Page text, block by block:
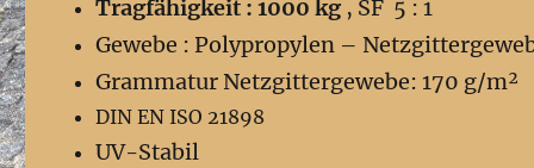
Tragfähigkeit : 1000 kg , SF 5 : 1
Gewebe : Polypropylen –
Grammatur Netzgittergewebe: 170 g/m²
DIN EN ISO 21898
UV-Stabil